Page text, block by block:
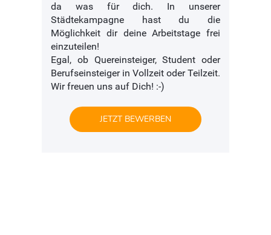
da was für dich. In unserer
Städtekampagne hast du die
Möglichkeit dir deine Arbeitstage frei
einzuteilen!
Egal, ob Quereinsteiger, Student oder
Berufseinsteiger in Vollzeit oder Teilzeit.
Wir freuen uns auf Dich! :-)
JETZT BEWERBEN